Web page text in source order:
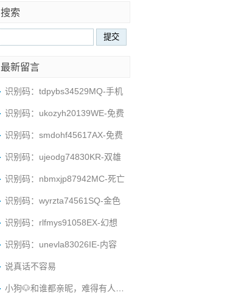
搜索
最新留言
识别码：tdpybs34529MQ-手机
识别码：ukozyh20139WE-免费
识别码：smdohf45617AX-免费
识别码：ujeodg74830KR-双雄
识别码：nbmxjp87942MC-死亡
识别码：wyrzta74561SQ-金色
识别码：rlfmys91058EX-幻想
识别码：unevla83026IE-内容
说真话不容易